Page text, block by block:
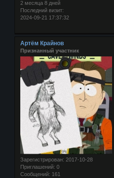
2 месяца 8 дней
Последний визит:
2024-09-21 17:37:32
Артём Крайнов
Признанный участник
Зарегистрирован: 2017-10-28
Приглашений: 0
Сообщений: 161